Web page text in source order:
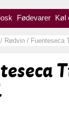
Fødevarer Køl
/ Rødvin / Fuenteseca